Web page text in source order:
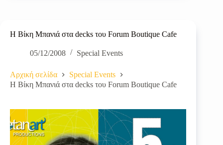
H Βίκη Μπανιά στα decks του Forum Boutique Cafe
05/12/2008 Special Events
Αρχική σελίδα
Special Events
H Βίκη Μπανιά στα decks του Forum Boutique Cafe